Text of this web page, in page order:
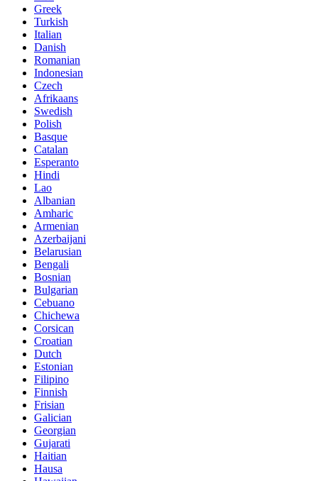
Greek
Turkish
Italian
Danish
Romanian
Indonesian
Czech
Afrikaans
Swedish
Polish
Basque
Catalan
Esperanto
Hindi
Lao
Albanian
Amharic
Armenian
Azerbaijani
Belarusian
Bengali
Bosnian
Bulgarian
Cebuano
Chichewa
Corsican
Croatian
Dutch
Estonian
Filipino
Finnish
Frisian
Galician
Georgian
Gujarati
Haitian
Hausa